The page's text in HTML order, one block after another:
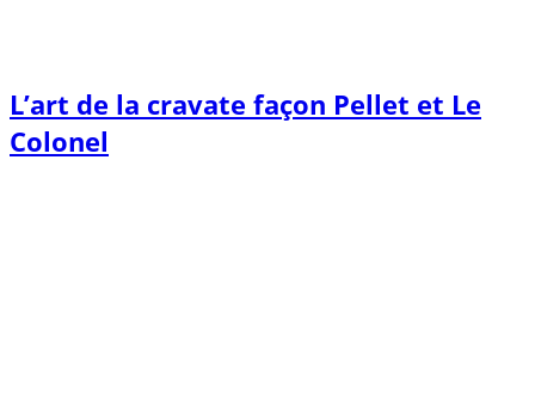
L’art de la cravate façon Pellet et Le
Colonel